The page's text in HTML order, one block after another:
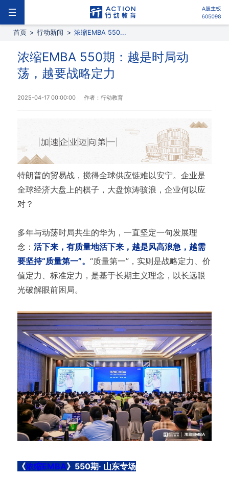
首页 > 行动新闻 > 浓缩EMBA 550...
浓缩EMBA 550期：越是时局动
荡，越要战略定力
2025-04-17 00:00:00 作者：行动教育
特朗普的贸易战，搅得全球供应链难以安宁。企业是
全球经济大盘上的棋子，大盘惊涛骇浪，企业何以应
对？
多年与动荡时局共生的华为，一直坚定一句发展理
念： 活下来，有质量地活下来，越是风高浪急，越需
要坚持“质量第一”。 “质量第一”，实则是战略定力、价
值定力、标准定力，是基于长期主义理念，以长远眼
光破解眼前困局。
《浓缩EMBA》550期· 山东专场